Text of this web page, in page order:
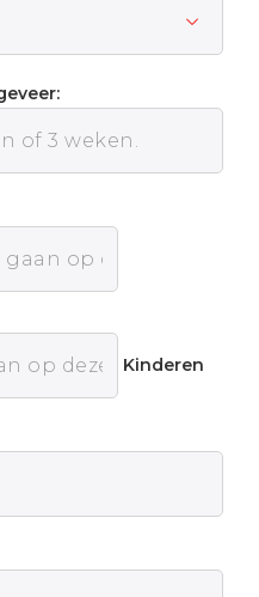
Kinderen